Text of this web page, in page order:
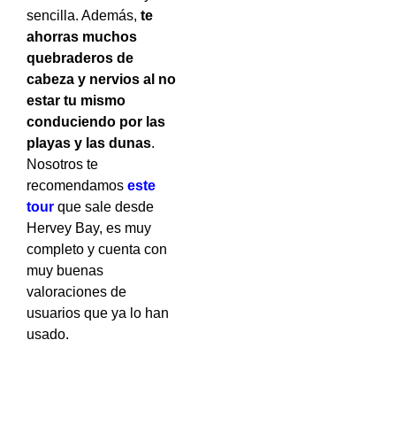
sencilla. Además, te
ahorras muchos
quebraderos de
cabeza y nervios al no
estar tu mismo
conduciendo por las
playas y las dunas.
Nosotros te
recomendamos este
tour que sale desde
Hervey Bay, es muy
completo y cuenta con
muy buenas
valoraciones de
usuarios que ya lo han
usado.